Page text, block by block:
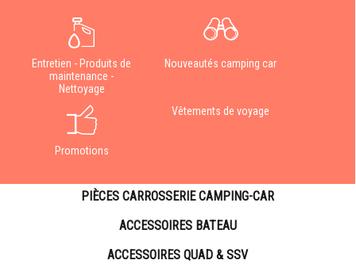
Entretien - Produits de
maintenance -
Nettoyage
Nouveautés camping car
Promotions
Vêtements de voyage
PIÈCES CARROSSERIE CAMPING-CAR
ACCESSOIRES BATEAU
ACCESSOIRES QUAD & SSV